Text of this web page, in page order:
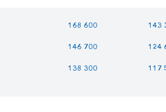
168 600 143
146 700 124
138 300 117